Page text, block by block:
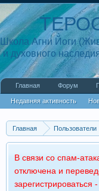
Главная Пользователи
В связи со спам-
отключена и
зарегистрироваться
Школа Агни Йоги
и духовного
Главная Форум
Недавняя активность